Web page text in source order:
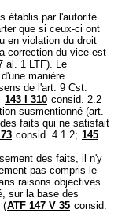
établis par l'autorité
que si ceux-ci ont
en violation du droit
correction du vice est
al. 1 LTF). Le
manière
de l'art. 9 Cst.
143 I 310 consid. 2.2
susmentionné (art.
faits qui ne satisfait
consid. 4.1.2; 145
des faits, il n'y
pas compris le
raisons objectives
sur la base des
(ATF 147 V 35 consid.